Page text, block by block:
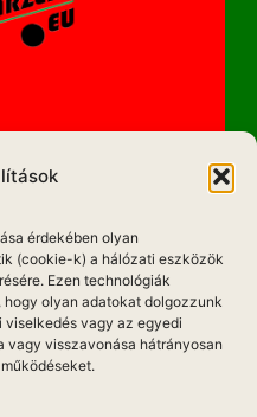
érdekében olyan
(cookie-k) a hálózati eszközök
Ezen technológiák
olyan adatokat dolgozzunk
viselkedés vagy az egyedi
vagy visszavonása hátrányosan